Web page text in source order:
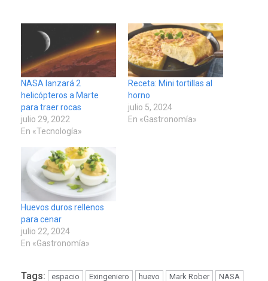
NASA lanzará 2
helicópteros a Marte
para traer rocas
julio 29, 2022
En «Tecnología»
Receta: Mini tortillas al
horno
julio 5, 2024
En «Gastronomía»
Huevos duros rellenos
para cenar
julio 22, 2024
En «Gastronomía»
Tags: espacio Exingeniero huevo Mark Rober NASA